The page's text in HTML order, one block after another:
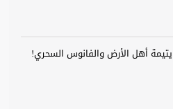
يتيمة أهل الأرض والفانوس السحري!